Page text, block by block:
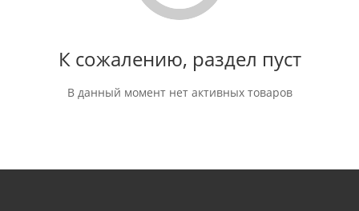
К сожалению, раздел пуст
В данный момент нет активных товаров